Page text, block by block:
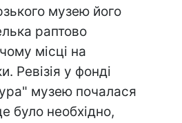
музею його
раптово
місці на
Ревізія у фонді
музею почалася
було необхідно,